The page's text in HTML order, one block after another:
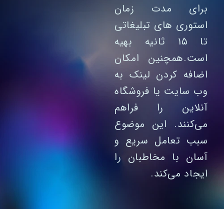
برای مدت زمان
استوری های تبلیغاتی
تا ۱۵ ثانیه بهیه
است.همچنین امکان
اضافه کردن لینک به
وب‌ سایت یا فروشگاه
آنلاین را فراهم
می‌کنند. این موضوع
سبب تعامل سریع و
آسان با مخاطبان را
ایجاد می‌کند.